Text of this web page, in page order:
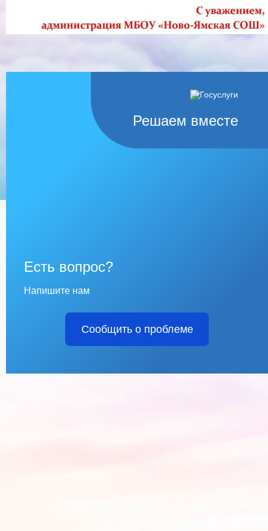
Решаем вместе
Есть вопрос?
Напишите нам
Сообщить о проблеме